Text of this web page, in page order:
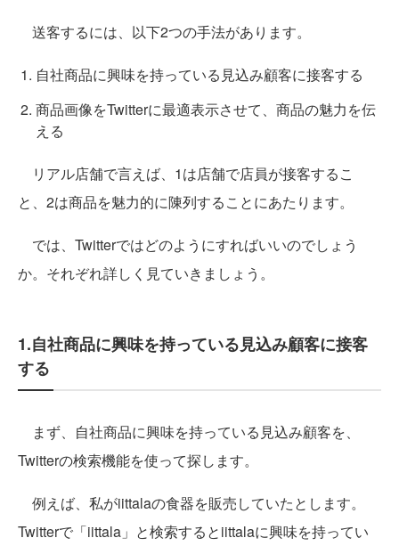
送客するには、以下2つの手法があります。
自社商品に興味を持っている見込み顧客に接客する
商品画像をTwitterに最適表示させて、商品の魅力を伝
える
リアル店舗で言えば、1は店舗で店員が接客するこ
と、2は商品を魅力的に陳列することにあたります。
では、Twitterではどのようにすればいいのでしょう
か。それぞれ詳しく見ていきましょう。
1.自社商品に興味を持っている見込み顧客に接客
する
まず、自社商品に興味を持っている見込み顧客を、
Twitterの検索機能を使って探します。
例えば、私がiittalaの食器を販売していたとします。
Twitterで「iittala」と検索するとiittalaに興味を持ってい